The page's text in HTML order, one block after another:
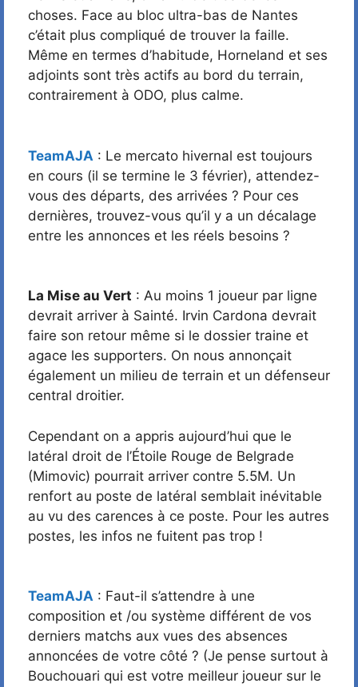
choses. Face au bloc ultra-bas de Nantes
c’était plus compliqué de trouver la faille.
Même en termes d’habitude, Horneland et ses
adjoints sont très actifs au bord du terrain,
contrairement à ODO, plus calme.
TeamAJA : Le mercato hivernal est toujours
en cours (il se termine le 3 février), attendez-
vous des départs, des arrivées ? Pour ces
dernières, trouvez-vous qu’il y a un décalage
entre les annonces et les réels besoins ?
La Mise au Vert : Au moins 1 joueur par ligne
devrait arriver à Sainté. Irvin Cardona devrait
faire son retour même si le dossier traine et
agace les supporters. On nous annonçait
également un milieu de terrain et un défenseur
central droitier.
Cependant on a appris aujourd’hui que le
latéral droit de l’Étoile Rouge de Belgrade
(Mimovic) pourrait arriver contre 5.5M. Un
renfort au poste de latéral semblait inévitable
au vu des carences à ce poste. Pour les autres
postes, les infos ne fuitent pas trop !
TeamAJA : Faut-il s’attendre à une
composition et /ou système différent de vos
derniers matchs aux vues des absences
annoncées de votre côté ? (Je pense surtout à
Bouchouari qui est votre meilleur joueur sur le